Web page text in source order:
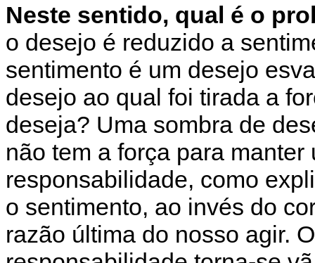
Neste sentido, qual é o
o desejo é reduzido a
sentimento é um desejo
desejo ao qual foi tirada a
deseja? Uma sombra de
não tem a força para
responsabilidade, como
o sentimento, ao invés do
razão última do nosso agir.